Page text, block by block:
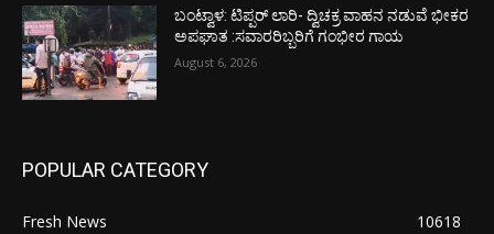
ಬಂಟ್ವಾಳ: ಟಿಪ್ಪರ್ ಲಾರಿ- ದ್ವಿಚಕ್ರ ವಾಹನ ನಡುವೆ ಭೀಕರ
ಅಪಘಾತ :ಸವಾರರಿಬ್ಬರಿಗೆ ಗಂಭೀರ ಗಾಯ
August 6, 2026
POPULAR CATEGORY
Fresh News
10618